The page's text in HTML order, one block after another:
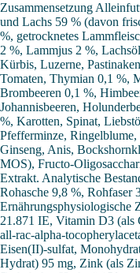
Zusammensetzung
und Lachs 59 % (davon
%, getrocknetes
2 %, Lammjus 2 %,
Kürbis, Luzerne,
Tomaten, Thymian 0,1 %,
Brombeeren 0,1 %,
Johannisbeeren,
%, Karotten, Spinat,
Pfefferminze,
Ginseng, Anis,
MOS), Fructo-
Extrakt. Analytische
Rohasche 9,8 %, Rohfaser
Ernährungsphysiologische
21.871 IE, Vitamin D3 (als
all-rac-alpha-
Eisen(II)-sulfat,
Hydrat) 95 mg, Zink (als